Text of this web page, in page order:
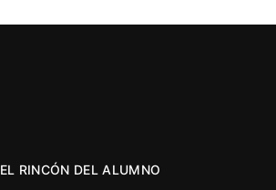
EL RINCÓN DEL ALUMNO